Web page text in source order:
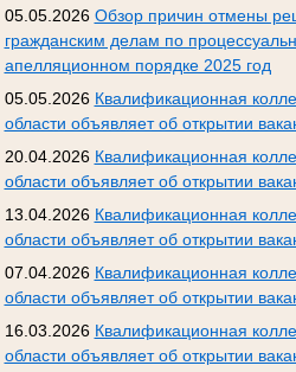
05.05.2026 Обзор причин отмены
гражданским делам по
апелляционном порядке 2025 год
05.05.2026 Квалификационная
области объявляет об открытии
20.04.2026 Квалификационная
области объявляет об открытии
13.04.2026 Квалификационная
области объявляет об открытии
07.04.2026 Квалификационная
области объявляет об открытии
16.03.2026 Квалификационная
области объявляет об открытии